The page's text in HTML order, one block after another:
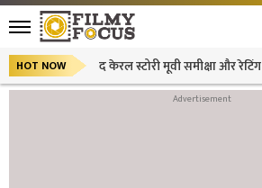
HOT NOW द केरल स्टोरी मूवी समीक्षा और रेटिंग